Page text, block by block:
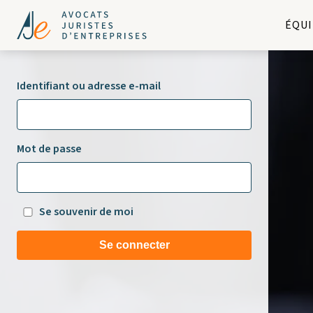
Identifiant ou adresse e-mail
Mot de passe
Se souvenir de moi